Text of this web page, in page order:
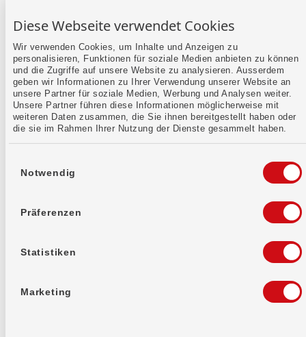
Diese Webseite verwendet Cookies
Wir verwenden Cookies, um Inhalte und Anzeigen zu
personalisieren, Funktionen für soziale Medien anbieten zu können
und die Zugriffe auf unsere Website zu analysieren. Ausserdem
geben wir Informationen zu Ihrer Verwendung unserer Website an
unsere Partner für soziale Medien, Werbung und Analysen weiter.
Unsere Partner führen diese Informationen möglicherweise mit
weiteren Daten zusammen, die Sie ihnen bereitgestellt haben oder
die sie im Rahmen Ihrer Nutzung der Dienste gesammelt haben.
Notwendig
Präferenzen
Statistiken
Marketing
Mehr erfahren
Kontaktformular